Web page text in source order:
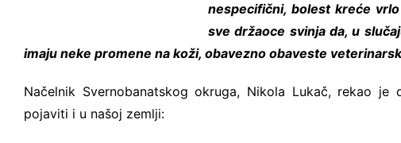
nespecifični, bolest kreće
sve držaoce svinja da, u
imaju neke promene na koži, obavezno obaveste
Načelnik Svernobanatskog okruga, Nikola Lukač, rekao
pojaviti i u našoj zemlji: